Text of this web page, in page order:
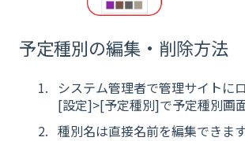
予定種別の編集・削除方法
システム管理者で管理サイトに
[設定]>[予定種別]で予定種別画
種別名は直接名前を編集できます